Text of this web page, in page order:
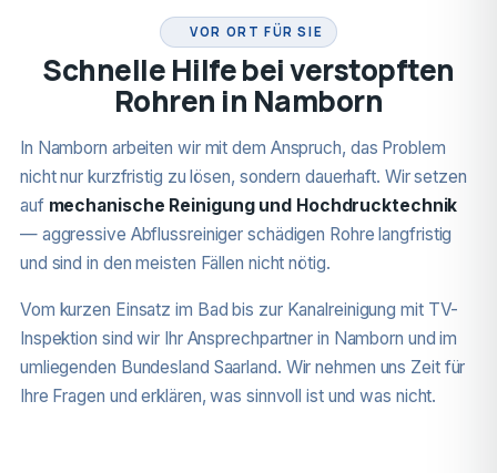
VOR ORT FÜR SIE
Schnelle Hilfe bei verstopften
Rohren in Namborn
In Namborn arbeiten wir mit dem Anspruch, das Problem
nicht nur kurzfristig zu lösen, sondern dauerhaft. Wir setzen
auf mechanische Reinigung und Hochdrucktechnik
— aggressive Abflussreiniger schädigen Rohre langfristig
und sind in den meisten Fällen nicht nötig.
Vom kurzen Einsatz im Bad bis zur Kanalreinigung mit TV-
Inspektion sind wir Ihr Ansprechpartner in Namborn und im
umliegenden Bundesland Saarland. Wir nehmen uns Zeit für
Ihre Fragen und erklären, was sinnvoll ist und was nicht.